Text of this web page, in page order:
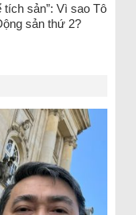
tích sản”: Vì sao Tô
sản thứ 2?